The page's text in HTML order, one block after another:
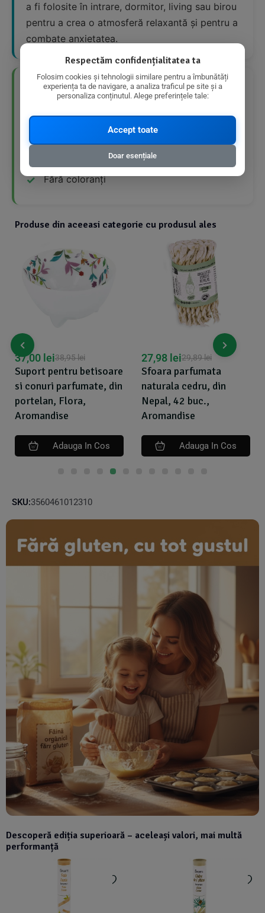
a fi folosite în intrare, dormitor, living sau birou
pentru a crea o atmosferă relaxantă și pentru a
combate anxietatea.
👍 Avantaje Nutriționale
Produs 100% natural
Fără produse sintetice
Fără coloranți
Produse din aceeasi categorie cu produsul ales
Suport pentru betisoare
si conuri parfumate, din
portelan, Flora,
Aromandise
38,95lei
37,00 lei
Adauga In Cos
Sfoara parfumata
naturala cedru, din
Nepal, 42 buc.,
Aromandise
29,89lei
27,98 lei
Adauga In Cos
SKU:3560461012310
Descoperă ediția superioară – aceleași valori, mai multă
performanță
Respectăm confidențialitatea ta
Folosim cookies și tehnologii similare pentru a îmbunătăți
experiența ta de navigare, a analiza traficul pe site și a
personaliza conținutul. Alege preferințele tale:
Accept toate
Doar esențiale